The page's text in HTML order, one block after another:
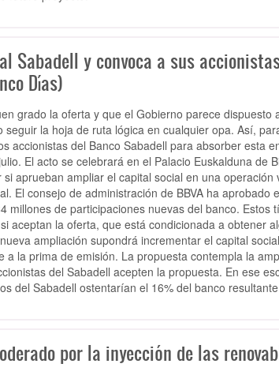
Sabadell y convoca a sus
Días)
grado la oferta y que el Gobierno parece dispuesto
la hoja de ruta lógica en cualquier opa. Así,
accionistas del Banco Sabadell para absorber esta
El acto se celebrará en el Palacio Euskalduna de
aprueban ampliar el capital social en una operación
El consejo de administración de BBVA ha aprobado
millones de participaciones nuevas del banco. Estos
aceptan la oferta, que está condicionada a obtener
ampliación supondrá incrementar el capital
la prima de emisión. La propuesta contempla la
del Sabadell acepten la propuesta. En ese
del Sabadell ostentarían el 16% del banco
por la inyección de las